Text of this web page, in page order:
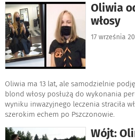
Oliwia
włosy
17 września
Oliwia ma 13 lat, ale samodzielnie
blond włosy posłużą do wykonania
wyniku inwazyjnego leczenia straciła
szerokim echem po Pszczonowie.
Wójt: